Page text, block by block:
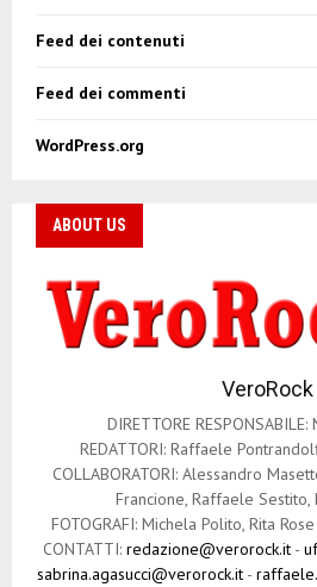
Feed dei contenuti
Feed dei commenti
WordPress.org
ABOUT US
VeroRock
DIRETTORE
REDATTORI: Raffaele
COLLABORATORI: Alessandro
Francione, Raffaele Sestito,
FOTOGRAFI: Michela Polito, Rita
CONTATTI: redazione@verorock.it -
sabrina.agasucci@verorock.it-